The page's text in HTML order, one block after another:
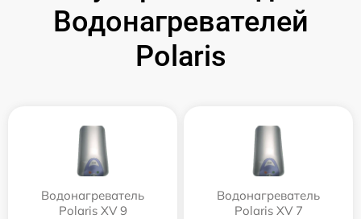
Водонагревателей
Polaris
Водонагреватель
Polaris XV 9
Водонагреватель
Polaris XV 7